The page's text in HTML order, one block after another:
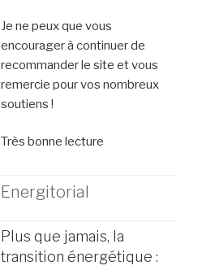
Je ne peux que vous
encourager à continuer de
recommander le site et vous
remercie pour vos nombreux
soutiens !
Très bonne lecture
Energitorial
Plus que jamais, la
transition énergétique :